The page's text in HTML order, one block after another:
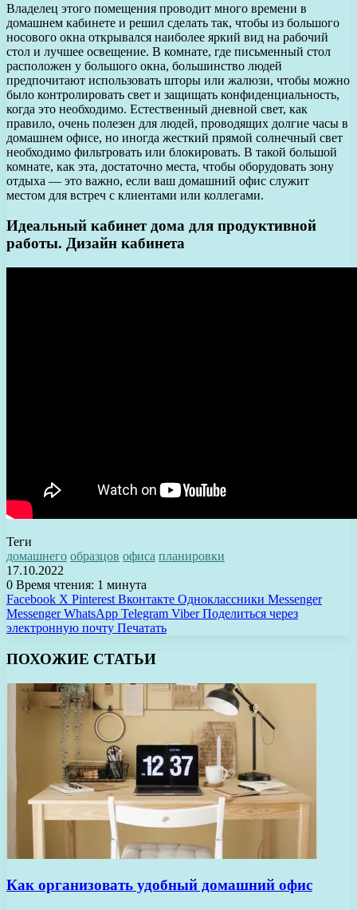
Владелец этого помещения проводит много времени в
домашнем кабинете и решил сделать так, чтобы из большого
носового окна открывался наиболее яркий вид на рабочий
стол и лучшее освещение. В комнате, где письменный стол
расположен у большого окна, большинство людей
предпочитают использовать шторы или жалюзи, чтобы можно
было контролировать свет и защищать конфиденциальность,
когда это необходимо. Естественный дневной свет, как
правило, очень полезен для людей, проводящих долгие часы в
домашнем офисе, но иногда жесткий прямой солнечный свет
необходимо фильтровать или блокировать. В такой большой
комнате, как эта, достаточно места, чтобы оборудовать зону
отдыха — это важно, если ваш домашний офис служит
местом для встреч с клиентами или коллегами.
Идеальный кабинет дома для продуктивной
работы. Дизайн кабинета
Теги
домашнего образцов офиса планировки
17.10.2022
0 Время чтения: 1 минута
Facebook X Pinterest Вконтакте Одноклассники Messenger
Messenger WhatsApp Telegram Viber Поделиться через
электронную почту Печатать
ПОХОЖИЕ СТАТЬИ
Как организовать удобный домашний офис